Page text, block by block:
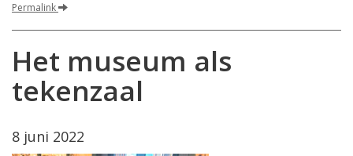
Permalink
Het museum als
tekenzaal
8 juni 2022